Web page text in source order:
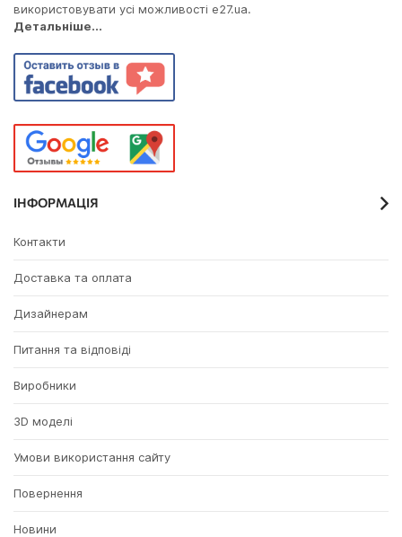
використовувати усі можливості e27.ua.
Детальніше...
ІНФОРМАЦІЯ
Контакти
Доставка та оплата
Дизайнерам
Питання та відповіді
Виробники
3D моделі
Умови використання сайту
Повернення
Новини